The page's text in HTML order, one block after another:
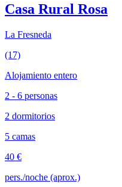
Casa Rural Rosa
La Fresneda
(17)
Alojamiento entero
2 - 6 personas
2 dormitorios
5 camas
40 €
pers./noche (aprox.)